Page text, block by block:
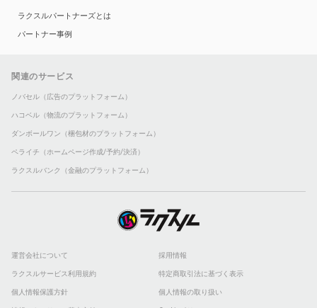
ラクスルパートナーズとは
パートナー事例
関連のサービス
ノバセル（広告のプラットフォーム）
ハコベル（物流のプラットフォーム）
ダンボールワン（梱包材のプラットフォーム）
ペライチ（ホームページ作成/予約/決済）
ラクスルバンク（金融のプラットフォーム）
運営会社について 採用情報
ラクスルサービス利用規約 特定商取引法に基づく表示
個人情報保護方針 個人情報の取り扱い